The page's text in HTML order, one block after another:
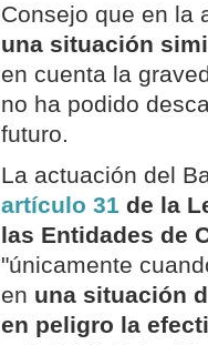
Consejo que en la
una situación
en cuenta la
no ha podido
futuro.
La actuación del
artículo 31 de la
las Entidades de
"únicamente
en una situación
en peligro la